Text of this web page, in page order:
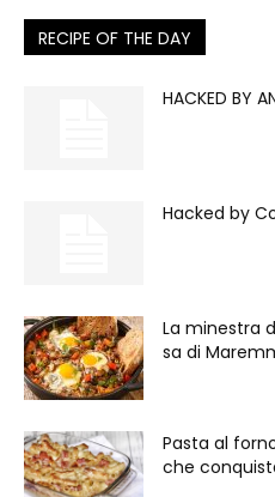
RECIPE OF THE DAY
HACKED BY
Hacked by
La minestra
sa di
Pasta al
che